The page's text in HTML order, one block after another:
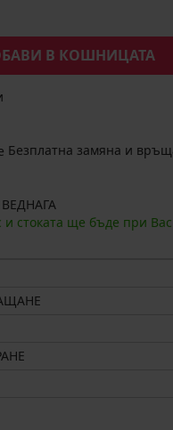
В КОШНИЦАТА
Безплатна замяна и
стоката ще бъде при